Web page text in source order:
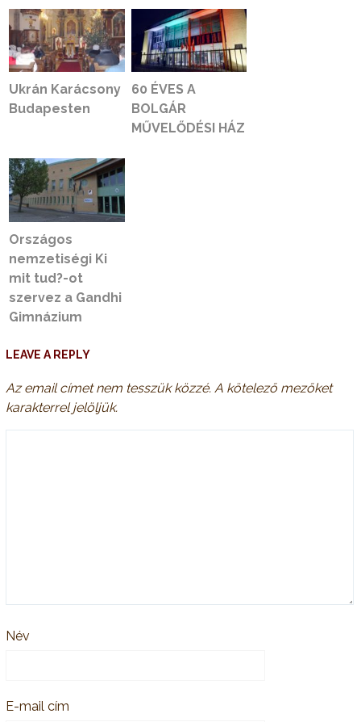
Ukrán Karácsony
Budapesten
60 ÉVES A
BOLGÁR
MŰVELŐDÉSI HÁZ
Országos
nemzetiségi Ki
mit tud?-ot
szervez a Gandhi
Gimnázium
LEAVE A REPLY
Az email címet nem tesszük közzé. A kötelező mezőket
karakterrel jelöljük.
Név
E-mail cím